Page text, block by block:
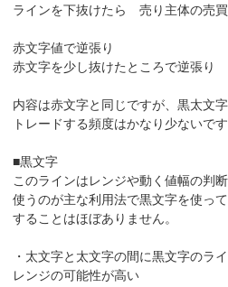
ラインを下抜けたら 売り主体の売買
赤文字値で逆張り
赤文字を少し抜けたところで逆張り
内容は赤文字と同じですが、黒太文
トレードする頻度はかなり少ないです
■黒文字
このラインはレンジや動く値幅の判
使うのが主な利用法で黒文字を使っ
することはほぼありません。
・太文字と太文字の間に黒文字のラ
レンジの可能性が高い